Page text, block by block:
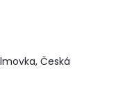
Česká